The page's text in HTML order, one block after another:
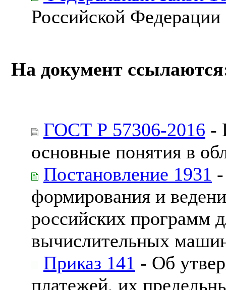
Российской Федерации
На документ
ГОСТ Р 57306-2016 -
основные понятия в
Постановление 1931
формирования и
российских программ
вычислительных
Приказ 141 - Об
платежей, их